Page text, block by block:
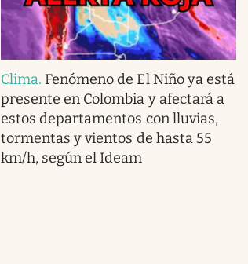
Clima. Fenómeno de El Niño ya está
presente en Colombia y afectará a
estos departamentos con lluvias,
tormentas y vientos de hasta 55
km/h, según el Ideam